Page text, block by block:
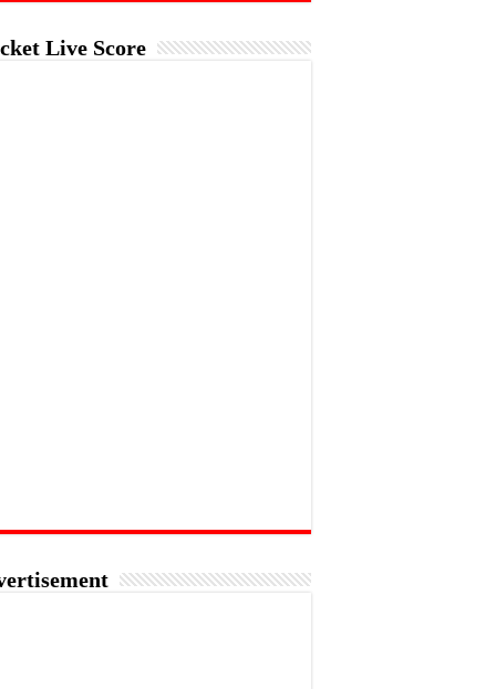
Live Score